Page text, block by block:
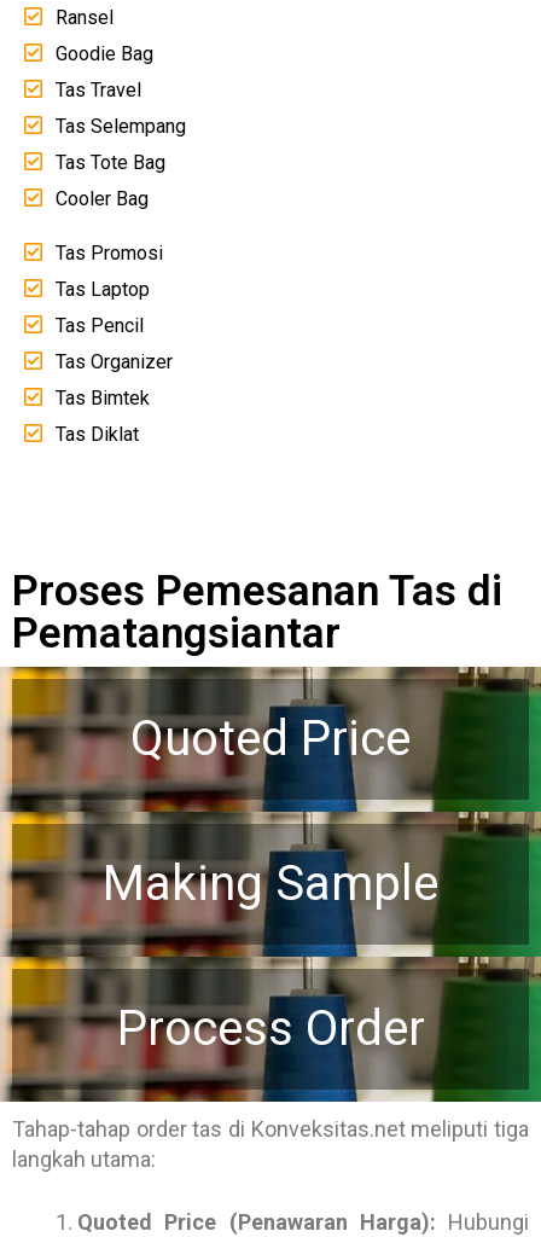
Ransel
Goodie Bag
Tas Travel
Tas Selempang
Tas Tote Bag
Cooler Bag
Tas Promosi
Tas Laptop
Tas Pencil
Tas Organizer
Tas Bimtek
Tas Diklat
Proses Pemesanan Tas di
Pematangsiantar
Quoted Price
Making Sample
Process Order
Tahap-tahap order tas di Konveksitas.net meliputi tiga
langkah utama:
Quoted Price (Penawaran Harga): Hubungi